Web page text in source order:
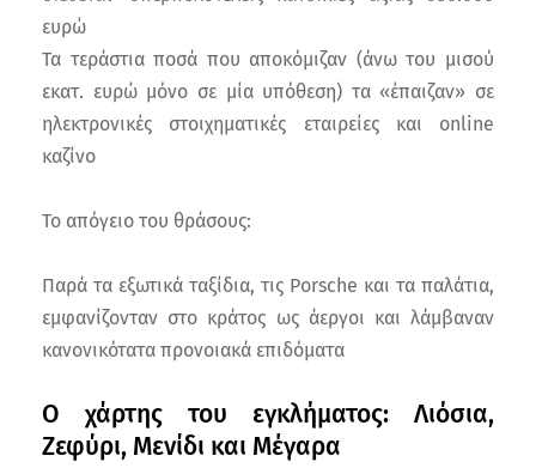
ευρώ
Τα τεράστια ποσά που αποκόμιζαν (άνω του μισού
εκατ. ευρώ μόνο σε μία υπόθεση) τα «έπαιζαν» σε
ηλεκτρονικές στοιχηματικές εταιρείες και online
καζίνο
Το απόγειο του θράσους:
Παρά τα εξωτικά ταξίδια, τις Porsche και τα παλάτια,
εμφανίζονταν στο κράτος ως άεργοι και λάμβαναν
κανονικότατα προνοιακά επιδόματα
Ο χάρτης του εγκλήματος: Λιόσια,
Ζεφύρι, Μενίδι και Μέγαρα